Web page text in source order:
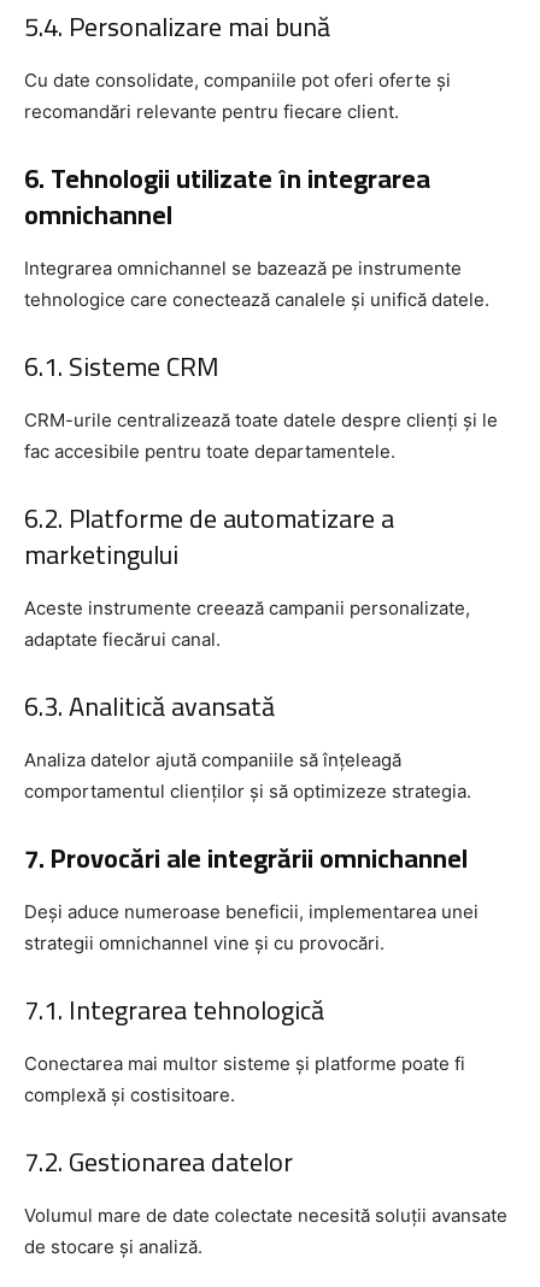
5.4. Personalizare mai bună
Cu date consolidate, companiile pot oferi oferte și
recomandări relevante pentru fiecare client.
6. Tehnologii utilizate în integrarea
omnichannel
Integrarea omnichannel se bazează pe instrumente
tehnologice care conectează canalele și unifică datele.
6.1. Sisteme CRM
CRM-urile centralizează toate datele despre clienți și le
fac accesibile pentru toate departamentele.
6.2. Platforme de automatizare a
marketingului
Aceste instrumente creează campanii personalizate,
adaptate fiecărui canal.
6.3. Analitică avansată
Analiza datelor ajută companiile să înțeleagă
comportamentul clienților și să optimizeze strategia.
7. Provocări ale integrării omnichannel
Deși aduce numeroase beneficii, implementarea unei
strategii omnichannel vine și cu provocări.
7.1. Integrarea tehnologică
Conectarea mai multor sisteme și platforme poate fi
complexă și costisitoare.
7.2. Gestionarea datelor
Volumul mare de date colectate necesită soluții avansate
de stocare și analiză.